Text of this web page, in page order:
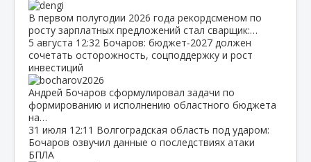
В первом полугодии 2026 года рекордсменом по
росту зарплатных предложений стал сварщик:…
5 августа 12:32 Бочаров: бюджет‑2027 должен
сочетать осторожность, соцподдержку и рост
инвестиций
Андрей Бочаров сформулировал задачи по
формированию и исполнению областного бюджета
на…
31 июля 12:11 Волгоградская область под ударом:
Бочаров озвучил данные о последствиях атаки
БПЛА